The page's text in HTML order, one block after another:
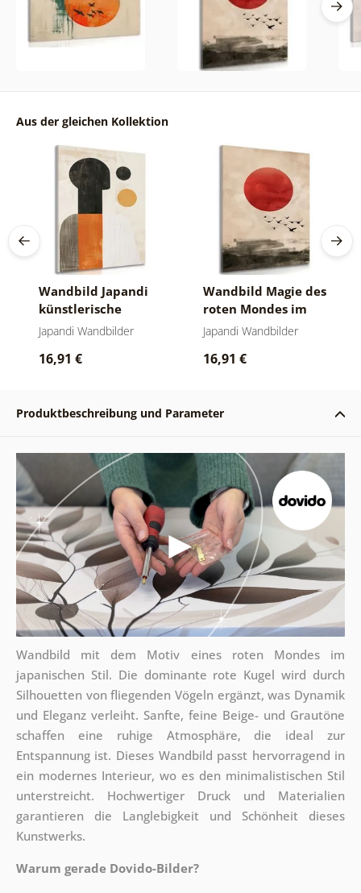
Aus der gleichen Kollektion
Wandbild Japandi
künstlerische
Abstraktion
Japandi Wandbilder
16,91 €
Wandbild Magie des
roten Mondes im
Japandi-Stil
Japandi Wandbilder
16,91 €
Produktbeschreibung und Parameter
Wandbild mit dem Motiv eines roten Mondes im
japanischen Stil. Die dominante rote Kugel wird durch
Silhouetten von fliegenden Vögeln ergänzt, was Dynamik
und Eleganz verleiht. Sanfte, feine Beige- und Grautöne
schaffen eine ruhige Atmosphäre, die ideal zur
Entspannung ist. Dieses Wandbild passt hervorragend in
ein modernes Interieur, wo es den minimalistischen Stil
unterstreicht. Hochwertiger Druck und Materialien
garantieren die Langlebigkeit und Schönheit dieses
Kunstwerks.
Warum gerade Dovido-Bilder?